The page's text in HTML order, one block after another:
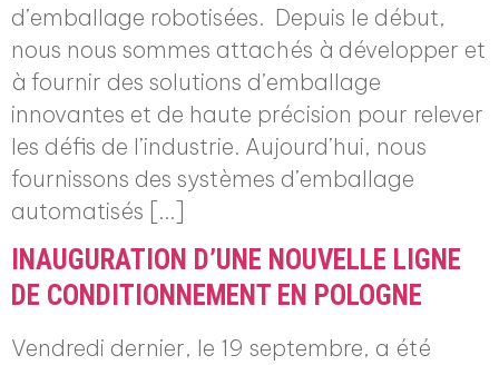
d’emballage robotisées. Depuis le début,
nous nous sommes attachés à développer et
à fournir des solutions d’emballage
innovantes et de haute précision pour relever
les défis de l’industrie. Aujourd’hui, nous
fournissons des systèmes d’emballage
automatisés […]
INAUGURATION D’UNE NOUVELLE LIGNE
DE CONDITIONNEMENT EN POLOGNE
Vendredi dernier, le 19 septembre, a été